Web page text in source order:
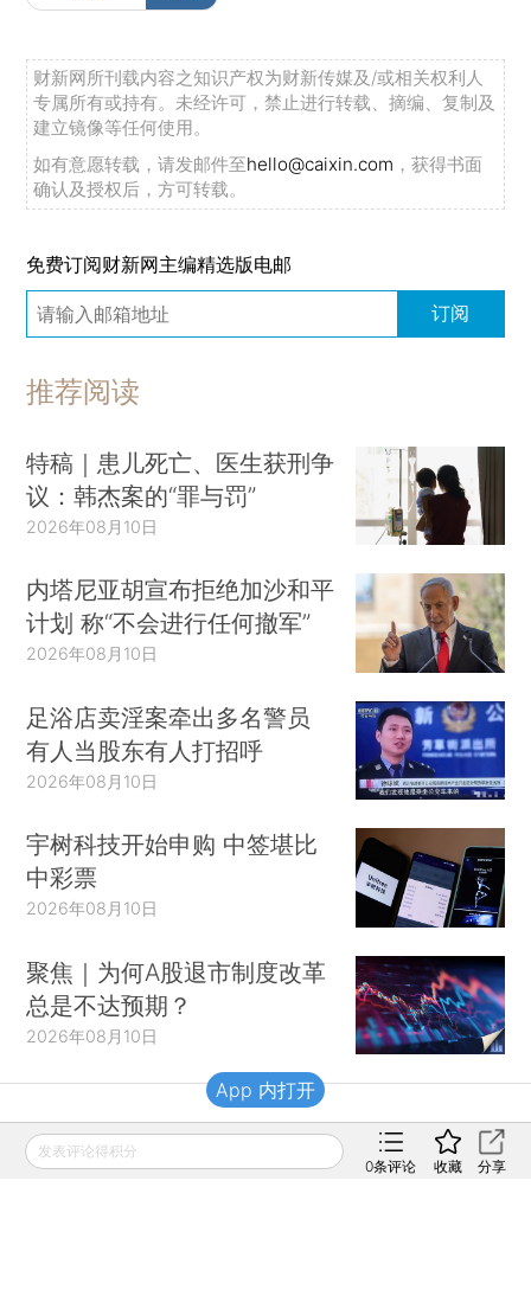
财新网所刊载内容之知识产权为财新传媒及/或相关权利人
专属所有或持有。未经许可，禁止进行转载、摘编、复制及
建立镜像等任何使用。
如有意愿转载，请发邮件至hello@caixin.com ，获得书面
确认及授权后，方可转载。
免费订阅财新网主编精选版电邮
订阅
推荐阅读
特稿｜患儿死亡、医生获刑争
议：韩杰案的“罪与罚”
2026年08月10日
内塔尼亚胡宣布拒绝加沙和平
计划 称“不会进行任何撤军”
2026年08月10日
足浴店卖淫案牵出多名警员
有人当股东有人打招呼
2026年08月10日
宇树科技开始申购 中签堪比
中彩票
2026年08月10日
聚焦｜为何A股退市制度改革
总是不达预期？
2026年08月10日
财新移动
发表评论得积分
0条评论 收藏 分享
App 内打开